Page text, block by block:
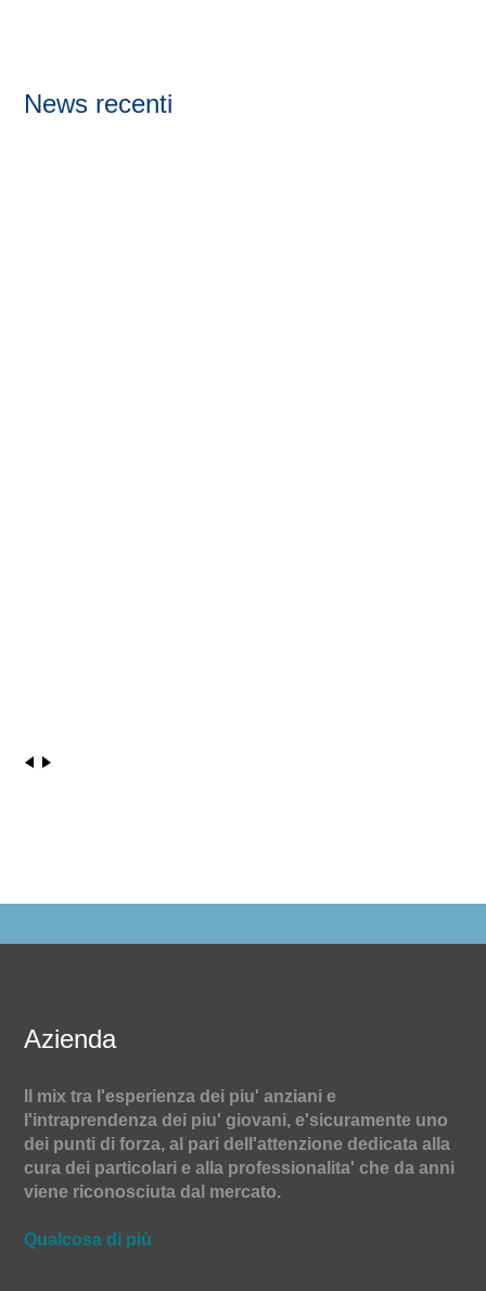
News recenti
Azienda
Il mix tra l'esperienza dei piu' anziani e
l'intraprendenza dei piu' giovani, e'sicuramente uno
dei punti di forza, al pari dell'attenzione dedicata alla
cura dei particolari e alla professionalita' che da anni
viene riconosciuta dal mercato.
Qualcosa di più